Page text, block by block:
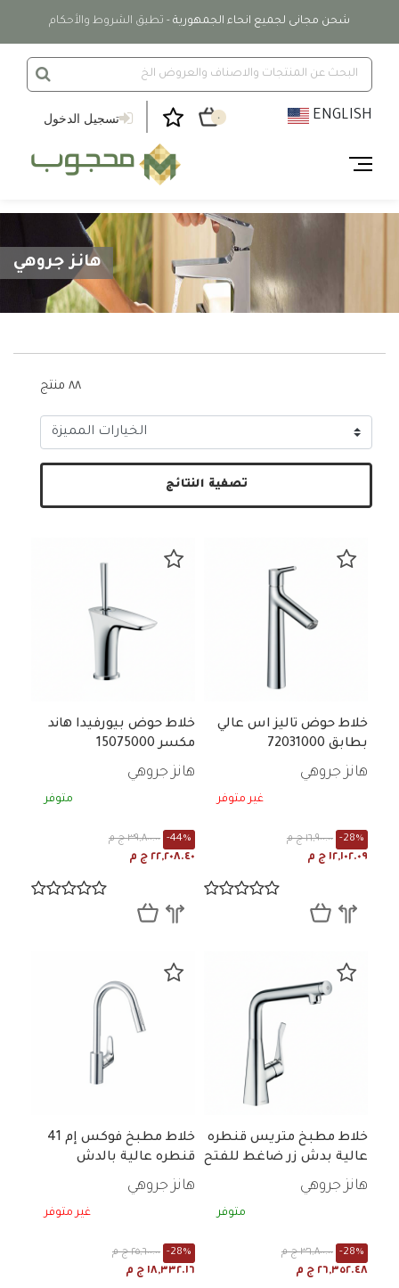
شحن مجانى لجميع انحاء الجمهورية - تطبق الشروط والأحكام
تسجيل الدخول ٠ ENGLISH
هانز جروهي
٨٨ منتج
تصفية النتائج
خلاط حوض تاليز اس عالي
بطابق 72031000
هانز جروهي
غير متوفر
١٦,٩٠٠.٠٠ ج م -28%
١٢,١٠٢.٠٩ ج م
خلاط حوض بيورفيدا هاند
مكسر 15075000
هانز جروهي
متوفر
٣٩,٨٠٠.٠٠ ج م -44%
٢٢,٢٠٨.٤٠ ج م
خلاط مطبخ متريس قنطره
عالية بدش زر ضاغط للفتح
هانز جروهي
متوفر
٣٦,٨٠٠.٠٠ ج م -28%
٢٦,٣٥٢.٤٨ ج م
خلاط مطبخ فوكس إم 41
قنطره عالية بالدش
هانز جروهي
غير متوفر
٢٥,٦٠٠.٠٠ ج م -28%
١٨,٣٣٢.١٦ ج م